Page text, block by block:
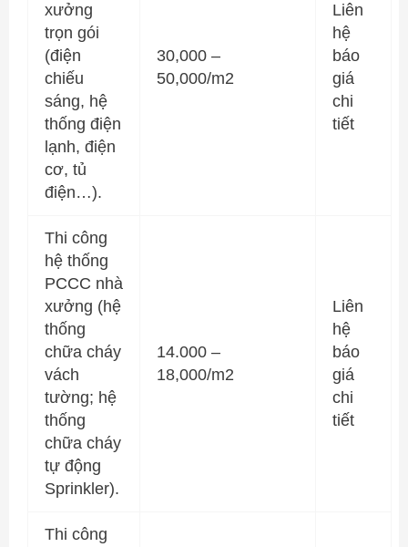
xưởng
trọn gói
(điện
chiếu
sáng, hệ
thống điện
lạnh, điện
cơ, tủ
điện…).
30,000 –
50,000/m2
Liên
hệ
báo
giá
chi
tiết
Thi công
hệ thống
PCCC nhà
xưởng (hệ
thống
chữa cháy
vách
tường; hệ
thống
chữa cháy
tự động
Sprinkler).
14.000 –
18,000/m2
Liên
hệ
báo
giá
chi
tiết
Thi công